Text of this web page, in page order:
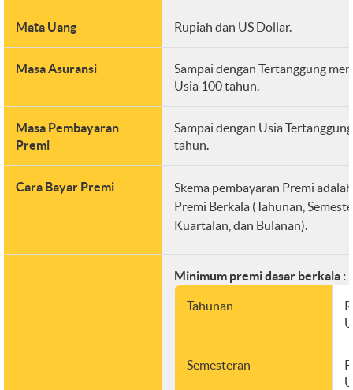
Mata Uang Rupiah dan US Dollar.
Masa Asuransi
Sampai dengan Tertanggung
Usia 100 tahun.
Masa Pembayaran
Premi
Sampai dengan Usia
tahun.
Cara Bayar Premi
Skema pembayaran Premi adalah
Premi Berkala (Tahunan,
Kuartalan, dan Bulanan).
Minimum premi dasar berkala :
Tahunan
Semesteran